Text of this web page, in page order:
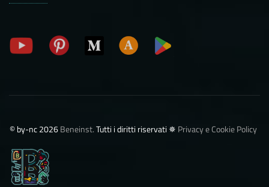
©️ by-nc 2026Beneinst.Tutti i diritti riservati ✵ Privacy e Cookie Policy